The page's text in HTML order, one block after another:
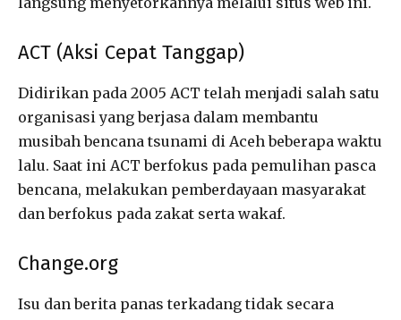
ACT (Aksi Cepat Tanggap)
Didirikan pada 2005 ACT telah menjadi salah satu
organisasi yang berjasa dalam membantu
musibah bencana tsunami di Aceh beberapa waktu
lalu. Saat ini ACT berfokus pada pemulihan pasca
bencana, melakukan pemberdayaan masyarakat
dan berfokus pada zakat serta wakaf.
Change.org
Isu dan berita panas terkadang tidak secara